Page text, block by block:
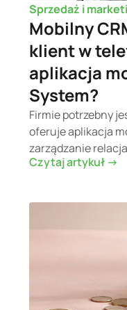
Sprzedaż i
Mobilny
klient w
aplikacja
System?
Firmie potrzebny
oferuje aplikacja
zarządzanie
Czytaj artykuł ->